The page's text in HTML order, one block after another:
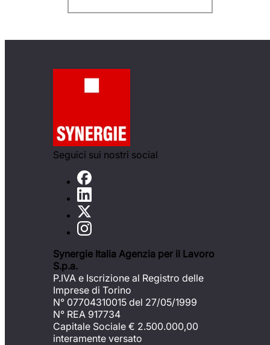
Seguici sui nostri social
Synergie Italia Agenzia per il Lavoro
S.p.a.
P.IVA e Iscrizione al Registro delle
Imprese di Torino
N° 07704310015 del 27/05/1999
N° REA 917734
Capitale Sociale € 2.500.000,00
interamente versato